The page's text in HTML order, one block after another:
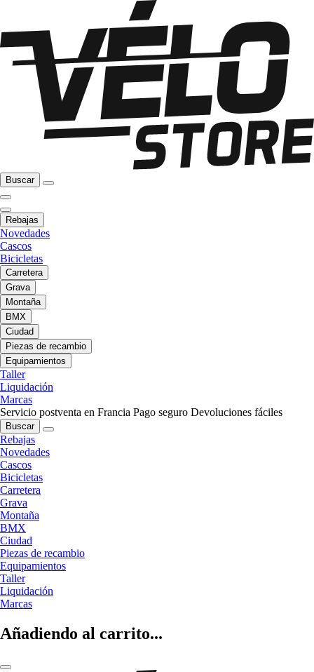
Buscar
Rebajas
Novedades
Cascos
Bicicletas
Carretera
Grava
Montaña
BMX
Ciudad
Piezas de recambio
Equipamientos
Taller
Liquidación
Marcas
Servicio postventa en Francia Pago seguro Devoluciones fáciles
Buscar
Rebajas
Novedades
Cascos
Bicicletas
Carretera
Grava
Montaña
BMX
Ciudad
Piezas de recambio
Equipamientos
Taller
Liquidación
Marcas
Añadiendo al carrito...